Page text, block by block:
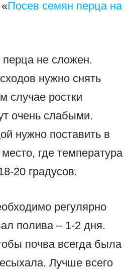
Посев семян перца на
перца не сложен.
нужно снять
случае ростки
очень слабыми.
нужно поставить в
где температура
20 градусов.
регулярно
полива – 1-2 дня.
почва всегда была
Лучше всего